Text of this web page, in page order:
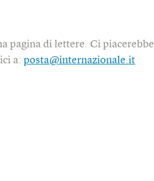
pagina di lettere. Ci piacerebbe
a:posta@internazionale.it